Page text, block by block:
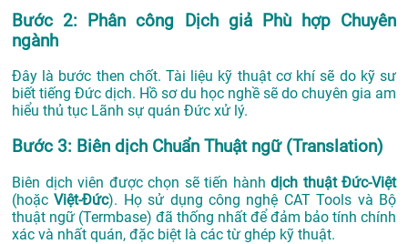
Bước 2: Phân công Dịch giả Phù hợp Chuyên
ngành
Đây là bước then chốt. Tài liệu kỹ thuật cơ khí sẽ do kỹ sư
biết tiếng Đức dịch. Hồ sơ du học nghề sẽ do chuyên gia am
hiểu thủ tục Lãnh sự quán Đức xử lý.
Bước 3: Biên dịch Chuẩn Thuật ngữ (Translation)
Biên dịch viên được chọn sẽ tiến hành dịch thuật Đức-Việt
(hoặcViệt-Đức). Họ sử dụng công nghệ CAT Tools và Bộ
thuật ngữ (Termbase) đã thống nhất để đảm bảo tính chính
xác và nhất quán, đặc biệt là các từ ghép kỹ thuật.